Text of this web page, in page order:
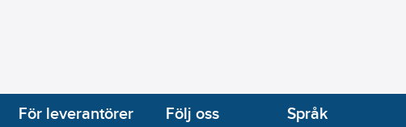
För leverantörer Följ oss Språk